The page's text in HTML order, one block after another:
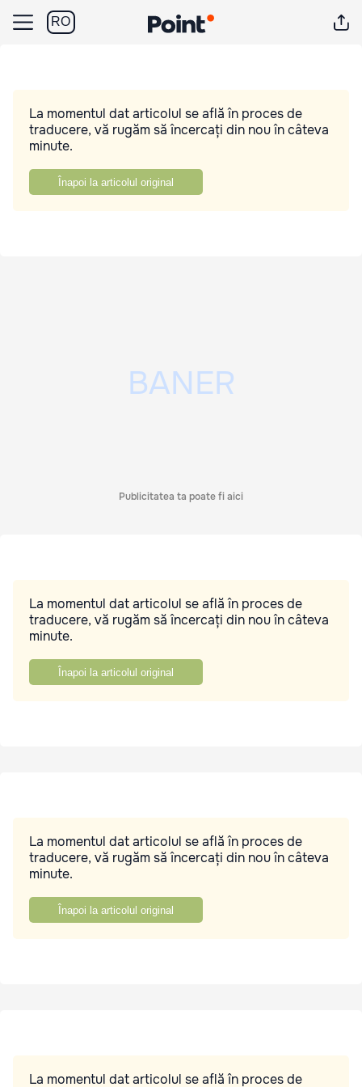
RO
La momentul dat articolul se află în proces de
traducere, vă rugăm să încercați din nou în câteva
minute.
Înapoi la articolul original
Publicitatea ta poate fi aici
La momentul dat articolul se află în proces de
traducere, vă rugăm să încercați din nou în câteva
minute.
Înapoi la articolul original
La momentul dat articolul se află în proces de
traducere, vă rugăm să încercați din nou în câteva
minute.
Înapoi la articolul original
La momentul dat articolul se află în proces de